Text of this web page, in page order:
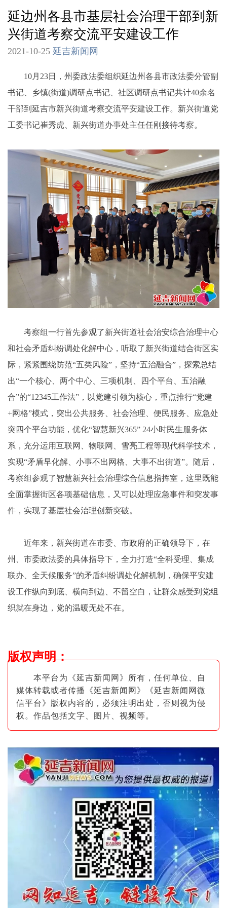
延边州各县市基层社会治理干部到新
兴街道考察交流平安建设工作
2021-10-25 延吉新闻网
10月23日，州委政法委组织延边州各县市政法委分管副
书记、乡镇(街道)调研点书记、社区调研点书记共计40余名
干部到延吉市新兴街道考察交流平安建设工作。新兴街道党
工委书记崔秀虎、新兴街道办事处主任任刚接待考察。
考察组一行首先参观了新兴街道社会治安综合治理中心
和社会矛盾纠纷调处化解中心，听取了新兴街道结合街区实
际，紧紧围绕防范“五类风险”，坚持“五治融合”，探索总结
出“一个核心、两个中心、三项机制、四个平台、五治融
合”的“12345工作法”，以党建引领为核心，重点推行“党建
+网格”模式，突出公共服务、社会治理、便民服务、应急处
突四个平台功能，优化“智慧新兴365” 24小时民生服务体
系，充分运用互联网、物联网、雪亮工程等现代科学技术，
实现“矛盾早化解、小事不出网格、大事不出街道”。随后，
考察组参观了智慧新兴社会治理综合信息指挥室，这里既能
全面掌握街区各项基础信息，又可以处理应急事件和突发事
件，实现了基层社会治理创新突破。
近年来，新兴街道在市委、市政府的正确领导下，在
州、市委政法委的具体指导下，全力打造“全科受理、集成
联办、全天候服务”的矛盾纠纷调处化解机制，确保平安建
设工作纵向到底、横向到边、不留空白，让群众感受到党组
织就在身边，党的温暖无处不在。
版权声明：
本平台为《延吉新闻网》所有，任何单位、自
媒体转载或者传播《延吉新闻网》《延吉新闻网微
信平台》版权内容的，必须注明出处，否则视为侵
权。作品包括文字、图片 、视频等。